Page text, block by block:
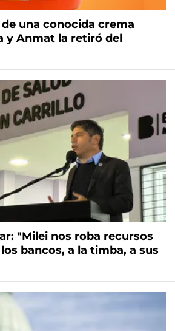
una conocida crema
y Anmat la retiró del
"Milei nos roba recursos
bancos, a la timba, a sus